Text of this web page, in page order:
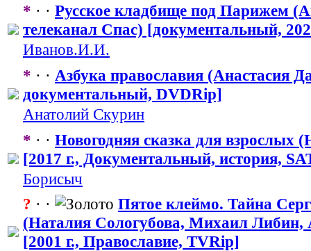
* · · Русское кладбище под Парижем
телеканал Спас) [документальн​ый,
Иванов.И.И.
* · · Азбука православия (Анастасия
документальн​ый, DVDRip]
Анатолий Скурин
* · · Новогодняя сказка для
[2017 г., Документальн​ый, история,
Борисыч
? · ·
Пятое клеймо. Тайна
(Наталия Сологубова, Михаил Либин,
[2001 г., Православие, ​ TVRip]